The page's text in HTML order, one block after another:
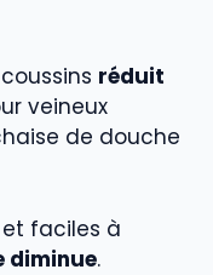
réduit
veineux
de douche
faciles à
diminue.